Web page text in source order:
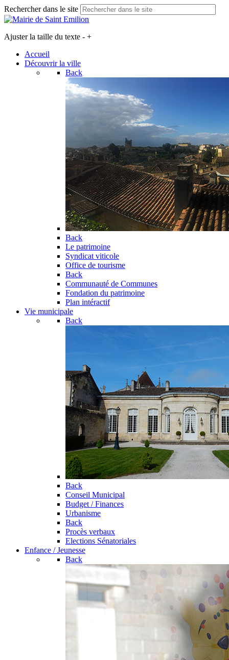
Rechercher dans le site
Ajuster la taille du texte - +
Accueil
Découvrir la ville
Back
Back
Le patrimoine
Syndicat viticole
Office de tourisme
Back
Communauté de Communes
Fondation du patrimoine
Plan intéractif
Vie municipale
Back
Back
Conseil Municipal
Budget / Finances
Urbanisme
Back
Procès verbaux
Elections Sénatoriales
Enfance / Jeunesse
Back